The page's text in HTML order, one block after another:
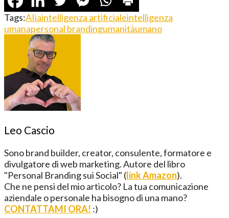
Tags:AIiaintelligenza artificialeintelligenza
umanapersonal brandingumanitàumano
Leo Cascio
Sono brand builder, creator, consulente, formatore e
divulgatore di web marketing. Autore del libro
"Personal Branding sui Social" (link Amazon).
Che ne pensi del mio articolo? La tua comunicazione
aziendale o personale ha bisogno di una mano?
CONTATTAMI ORA! :)